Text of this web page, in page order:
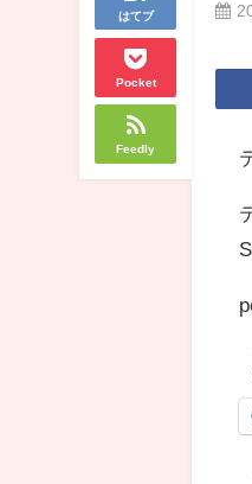
はてブ
Pocket
Feedly